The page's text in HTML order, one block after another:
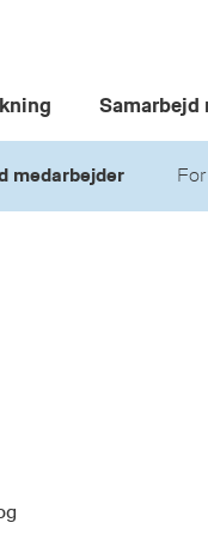
Samarbejd
medarbejder